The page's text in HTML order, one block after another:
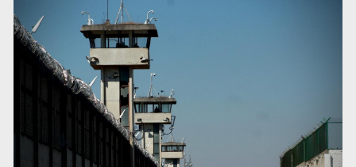
Fallece Don Nelson, quíntuple campeón NBA, a los 86
años